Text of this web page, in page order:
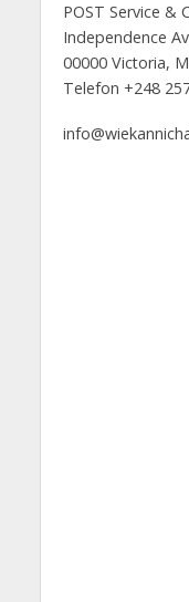
POST Service &
Independence
00000 Victoria,
Telefon +248